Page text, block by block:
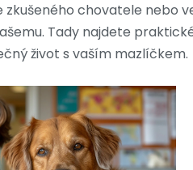
chovatele nebo
Tady najdete
život s vaším mazlíčkem.